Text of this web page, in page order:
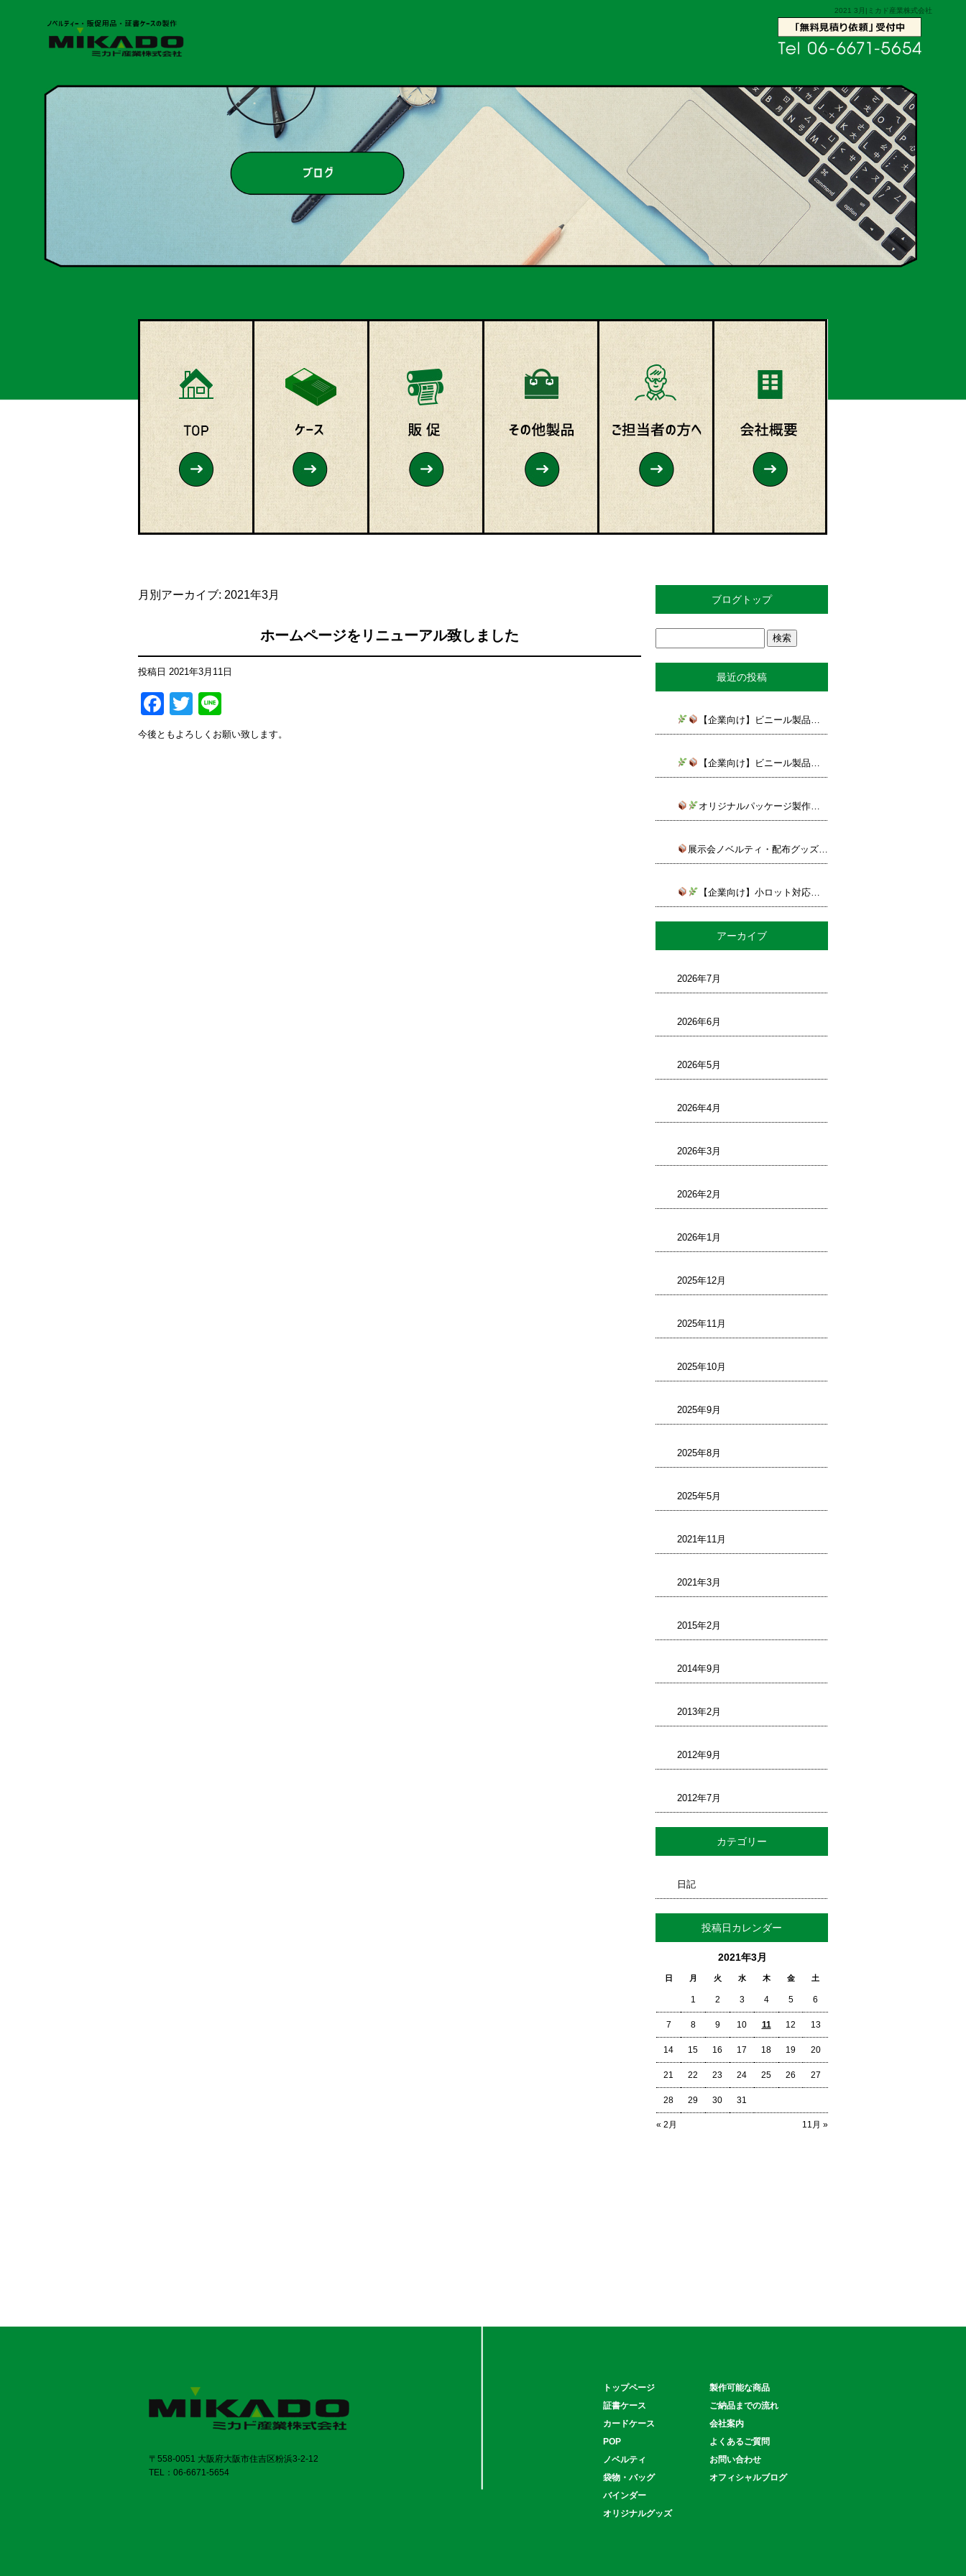
2021 3月|ミカド産業株式会社
月別アーカイブ: 2021年3月
ホームページをリニューアル致しました
投稿日 2021年3月11日
Facebook
Twitter
今後ともよろしくお願い致します。
ブログトップ
最近の投稿
【企業向け】ビニール製品は品質管理が重要！安心して依頼できる製作会社の選び方
【企業向け】ビニール製品の製作コストを抑えるには？別注・OEM製作のポイントをご紹介！
オリジナルパッケージ製作で商品の価値を高める！ビニール製品活用のポイント
展示会ノベルティ・配布グッズで差をつける！オリジナルビニール製品の活用方法
【企業向け】小ロット対応のビニール製品OEM・別注製作なら大阪のミカド産業へ
アーカイブ
2026年7月
2026年6月
2026年5月
2026年4月
2026年3月
2026年2月
2026年1月
2025年12月
2025年11月
2025年10月
2025年9月
2025年8月
2025年5月
2021年11月
2021年3月
2015年2月
2014年9月
2013年2月
2012年9月
2012年7月
カテゴリー
日記
投稿日カレンダー
2021年3月
日 月 火 水 木 金 土
« 2月 11月 »
1 2 3 4 5 6
7 8 9 10 11 12 13
14 15 16 17 18 19 20
21 22 23 24 25 26 27
28 29 30 31
トップページ
証書ケース
カードケース
POP
ノベルティ
袋物・バッグ
バインダー
オリジナルグッズ
製作可能な商品
ご納品までの流れ
会社案内
よくあるご質問
お問い合わせ
オフィシャルブログ
〒558-0051 大阪府大阪市住吉区粉浜3-2-12
TEL：06-6671-5654